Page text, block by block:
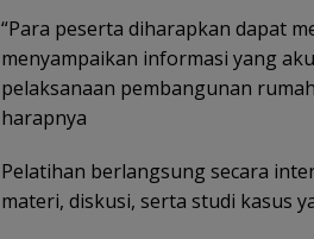
“Para peserta diharapkan dapat
menyampaikan informasi yang
pelaksanaan pembangunan
harapnya
Pelatihan berlangsung secara
materi, diskusi, serta studi kasus